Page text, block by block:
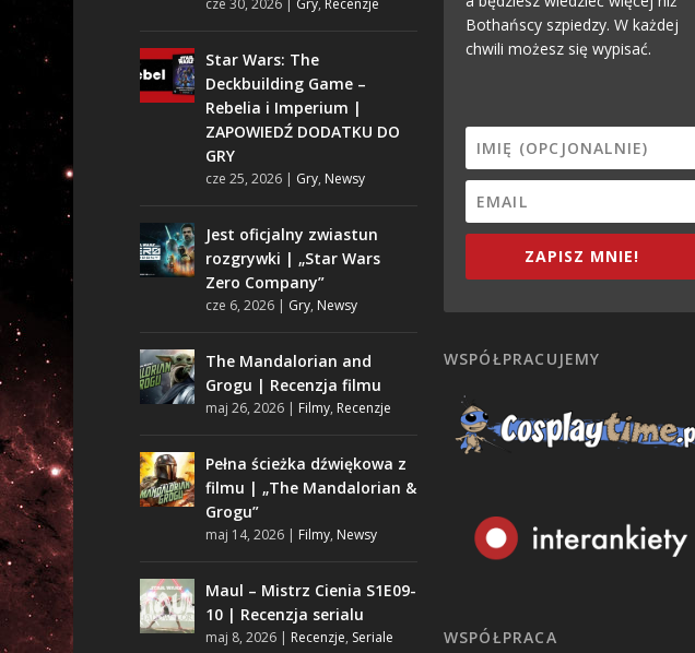
Star Wars: The
Deckbuilding Game –
Rebelia i Imperium |
ZAPOWIEDŹ DODATKU DO
GRY
cze 25, 2026| Gry, Newsy
Jest oficjalny zwiastun
rozgrywki | „Star Wars
Zero Company”
cze 6, 2026| Gry, Newsy
The Mandalorian and
Grogu | Recenzja filmu
maj 26, 2026| Filmy, Recenzje
Pełna ścieżka dźwiękowa z
filmu | „The Mandalorian &
Grogu”
maj 14, 2026| Filmy, Newsy
Maul – Mistrz Cienia S1E09-
10 | Recenzja serialu
maj 8, 2026| Recenzje, Seriale
Bothańscy szpiedzy. W każdej
chwili możesz się wypisać.
ZAPISZ MNIE!
WSPÓŁPRACUJEMY
WSPÓŁPRACA